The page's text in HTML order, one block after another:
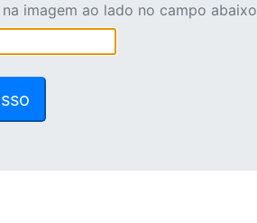
imagem ao lado no campo abaixo